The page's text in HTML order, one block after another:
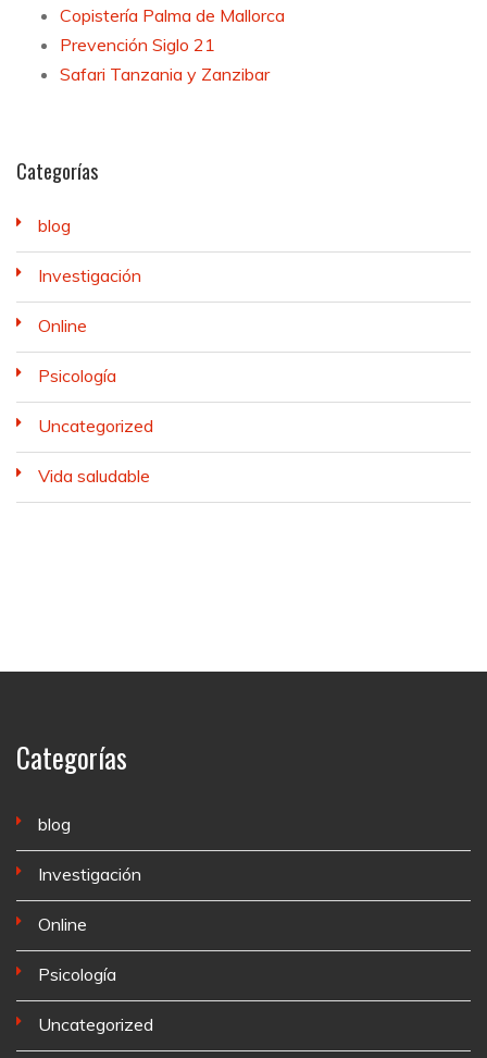
Copistería Palma de Mallorca
Prevención Siglo 21
Safari Tanzania y Zanzibar
Categorías
blog
Investigación
Online
Psicología
Uncategorized
Vida saludable
Categorías
blog
Investigación
Online
Psicología
Uncategorized